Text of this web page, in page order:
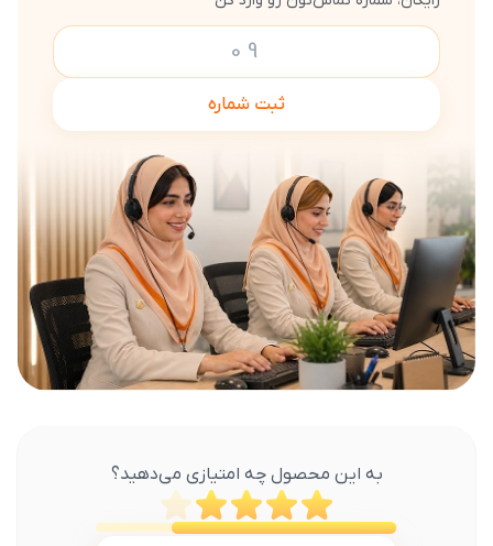
ثبت شماره
به این محصول چه امتیازی می‌دهید؟